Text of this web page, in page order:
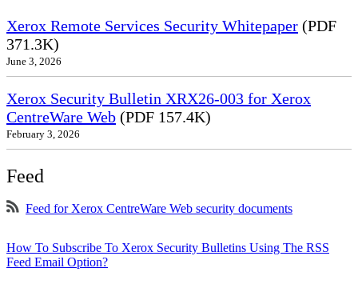
Xerox Remote Services Security Whitepaper (PDF
371.3K)
June 3, 2026
Xerox Security Bulletin XRX26-003 for Xerox
CentreWare Web (PDF 157.4K)
February 3, 2026
Feed
Feed for Xerox CentreWare Web security documents
How To Subscribe To Xerox Security Bulletins Using The RSS
Feed Email Option?